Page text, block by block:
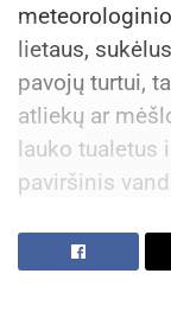
lietaus,
pavojų turtui,
atliekų ar
lauko tualetus
paviršinis
paviršiniu